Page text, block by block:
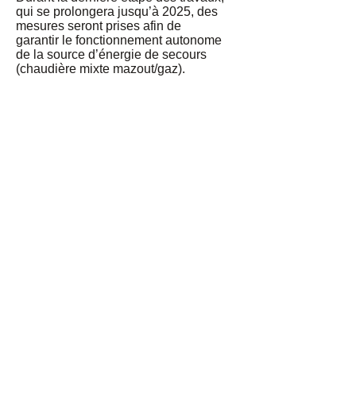
qui se prolongera jusqu’à 2025, des
mesures seront prises afin de
garantir le fonctionnement autonome
de la source d’énergie de secours
(chaudière mixte mazout/gaz).